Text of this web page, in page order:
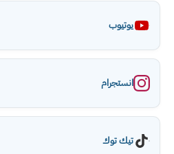
يوتيوب
انستجرام
تيك توك